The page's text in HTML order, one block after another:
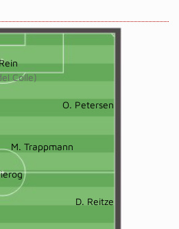
Colle)
O. Petersen
M. Trappmann
D. Reitze